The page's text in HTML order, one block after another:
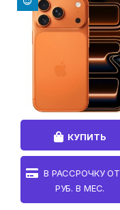
КУПИТЬ
В РАССРОЧКУ ОТ
РУБ. В МЕС.